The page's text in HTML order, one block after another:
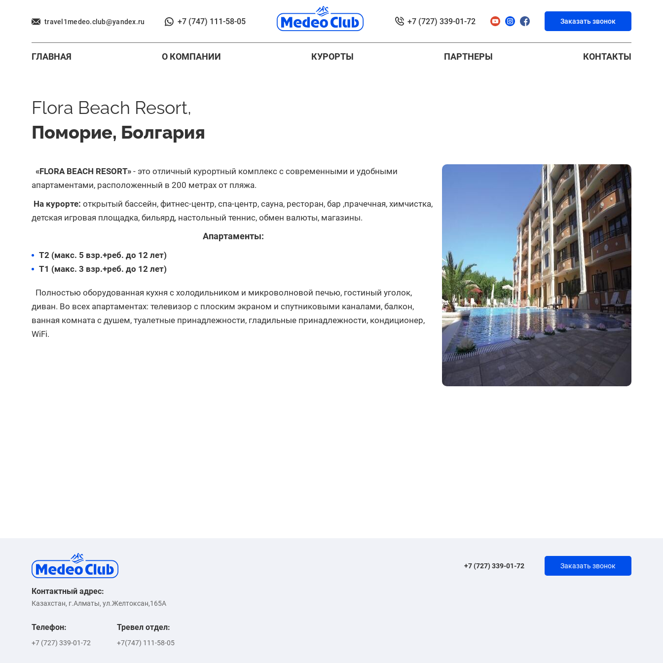
travel1medeo.club@yandex.ru +7 (747) 111-58-05 +7 (727) 339-01-72 Заказать звонок
ГЛАВНАЯ О КОМПАНИИ КУРОРТЫ ПАРТНЕРЫ КОНТАКТЫ
Flora Beach Resort,
Поморие, Болгария
«FLORA BEACH RESORT» - это отличный курортный комплекс с современными и удобными
апартаментами, расположенный в 200 метрах от пляжа.
На курорте: открытый бассейн, фитнес-центр, спа-центр, сауна, ресторан, бар ,прачечная, химчистка,
детская игровая площадка, бильярд, настольный теннис, обмен валюты, магазины.
Апартаменты:
Т2 (макс. 5 взр.+реб. до 12 лет)
Т1 (макс. 3 взр.+реб. до 12 лет)
Полностью оборудованная кухня с холодильником и микроволновой печью, гостиный уголок,
диван. Во всех апартаментах: телевизор с плоским экраном и спутниковыми каналами, балкон,
ванная комната с душем, туалетные принадлежности, гладильные принадлежности, кондиционер,
WiFi.
+7 (727) 339-01-72 Заказать звонок
Контактный адрес:
Казахстан, г.Алматы, ул.Желтоксан,165А
Телефон:
+7 (727) 339-01-72
Тревел отдел:
+7(747) 111-58-05